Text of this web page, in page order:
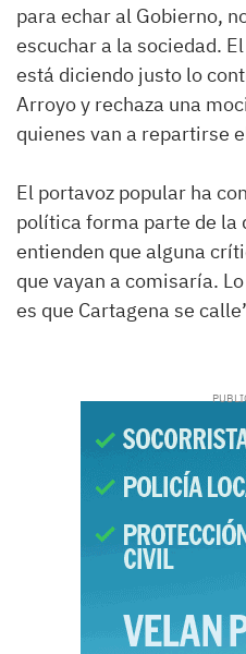
para echar al Gobierno,
escuchar a la sociedad.
está diciendo justo lo
Arroyo y rechaza una
quienes van a repartirse
El portavoz popular ha
política forma parte de la
entienden que alguna
que vayan a comisaría.
es que Cartagena se